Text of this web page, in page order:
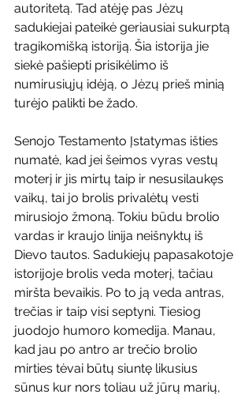
autoritetą. Tad atėję pas Jėzų
sadukiejai pateikė geriausiai sukurptą
tragikomišką istoriją. Šia istorija jie
siekė pašiepti prisikėlimo iš
numirusiųjų idėją, o Jėzų prieš minią
turėjo palikti be žado.
Senojo Testamento Įstatymas išties
numatė, kad jei šeimos vyras vestų
moterį ir jis mirtų taip ir nesusilaukęs
vaikų, tai jo brolis privalėtų vesti
mirusiojo žmoną. Tokiu būdu brolio
vardas ir kraujo linija neišnyktų iš
Dievo tautos. Sadukiejų papasakotoje
istorijoje brolis veda moterį, tačiau
miršta bevaikis. Po to ją veda antras,
trečias ir taip visi septyni. Tiesiog
juodojo humoro komedija. Manau,
kad jau po antro ar trečio brolio
mirties tėvai būtų siuntę likusius
sūnus kur nors toliau už jūrų marių,